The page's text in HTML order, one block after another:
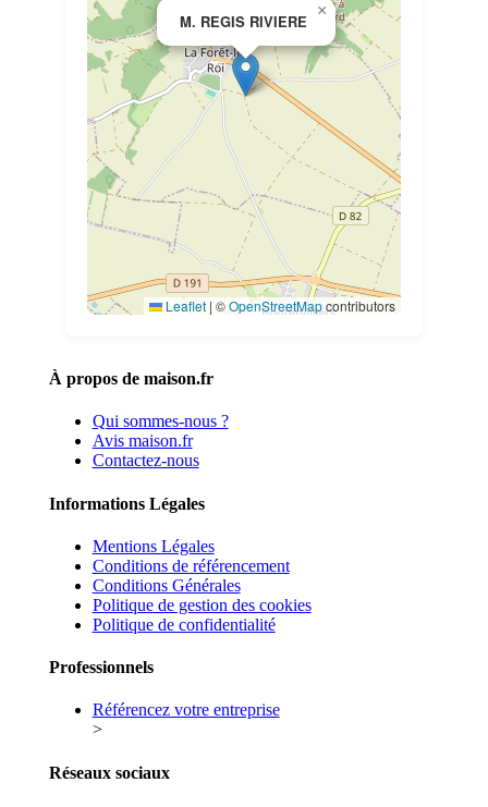
M. REGIS RIVIERE
×
Leaflet | ©OpenStreetMapcontributors
À propos de maison.fr
Qui sommes-nous ?
Avis maison.fr
Contactez-nous
Informations Légales
Mentions Légales
Conditions de référencement
Conditions Générales
Politique de gestion des cookies
Politique de confidentialité
Professionnels
Référencez votre entreprise
>
Réseaux sociaux